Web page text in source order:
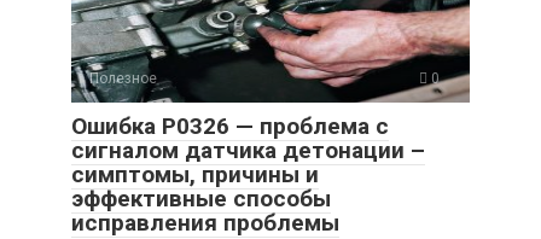
Полезное 0
Ошибка P0326 — проблема с
сигналом датчика детонации –
симптомы, причины и
эффективные способы
исправления проблемы